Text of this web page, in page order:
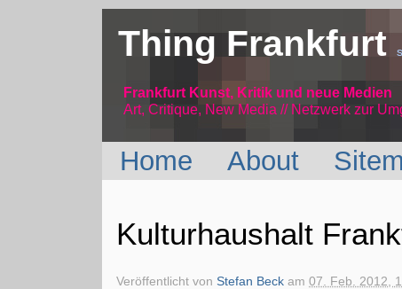
Thing Frankfurt
Frankfurt Kunst, Kritik und neue Medien
Art, Critique, New Media // Netzwerkzur
Home About
Kulturhaushalt
Veröffentlicht vonStefan Beck am07. Feb. 2012,